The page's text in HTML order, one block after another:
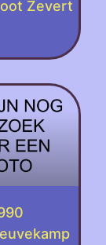
Zevert